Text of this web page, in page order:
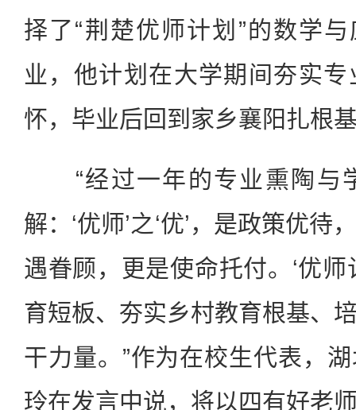
择了“荆楚优师计划”的数学
业，他计划在大学期间夯实
怀，毕业后回到家乡襄阳扎根
“经过一年的专业熏陶与
解：‘优师’之‘优’，是政策优
遇眷顾，更是使命托付。‘优师
育短板、夯实乡村教育根基、
干力量。”作为在校生代表，
玲在发言中说，将以四有好老